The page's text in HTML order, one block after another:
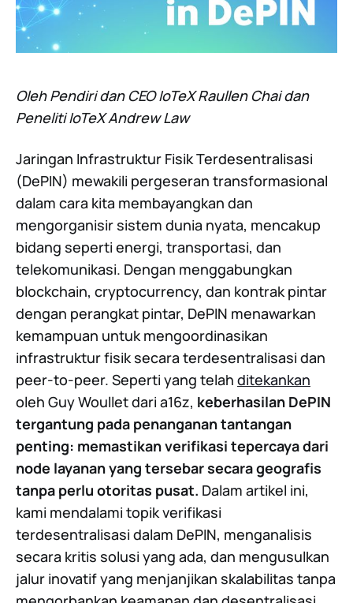
Oleh Pendiri dan CEO IoTeX Raullen Chai dan
Peneliti IoTeX Andrew Law
Jaringan Infrastruktur Fisik Terdesentralisasi
(DePIN) mewakili pergeseran transformasional
dalam cara kita membayangkan dan
mengorganisir sistem dunia nyata, mencakup
bidang seperti energi, transportasi, dan
telekomunikasi. Dengan menggabungkan
blockchain, cryptocurrency, dan kontrak pintar
dengan perangkat pintar, DePIN menawarkan
kemampuan untuk mengoordinasikan
infrastruktur fisik secara terdesentralisasi dan
peer-to-peer. Seperti yang telah ditekankan
oleh Guy Woullet dari a16z, keberhasilan DePIN
tergantung pada penanganan tantangan
penting: memastikan verifikasi tepercaya dari
node layanan yang tersebar secara geografis
tanpa perlu otoritas pusat. Dalam artikel ini,
kami mendalami topik verifikasi
terdesentralisasi dalam DePIN, menganalisis
secara kritis solusi yang ada, dan mengusulkan
jalur inovatif yang menjanjikan skalabilitas tanpa